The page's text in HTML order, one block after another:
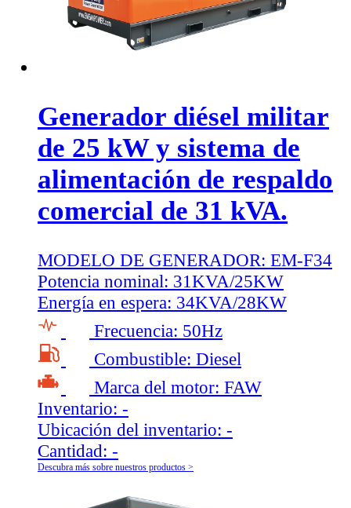
Generador diésel militar
de 25 kW y sistema de
alimentación de respaldo
comercial de 31 kVA.
MODELO DE GENERADOR: EM-F34
Potencia nominal: 31KVA/25KW
Energía en espera: 34KVA/28KW
Frecuencia: 50Hz
Combustible: Diesel
Marca del motor: FAW
Inventario: -
Ubicación del inventario: -
Cantidad: -
Descubra más sobre nuestros productos >